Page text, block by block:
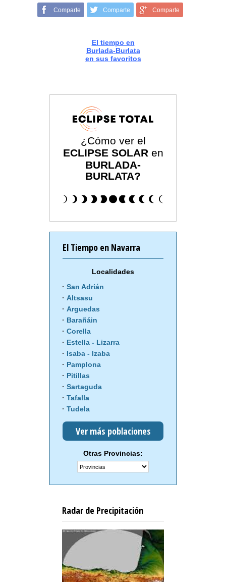
Comparte Comparte Comparte
El tiempo en
Burlada-Burlata
en sus favoritos
¿Cómo ver el
ECLIPSE SOLAR en
BURLADA-
BURLATA?
El Tiempo en Navarra
Localidades
San Adrián
Altsasu
Arguedas
Barañáin
Corella
Estella - Lizarra
Isaba - Izaba
Pamplona
Pitillas
Sartaguda
Tafalla
Tudela
Ver más poblaciones
Otras Provincias:
Radar de Precipitación